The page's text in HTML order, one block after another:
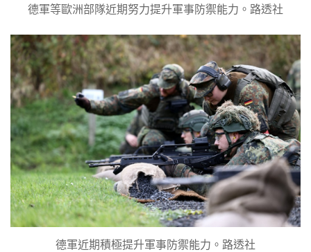
德軍等歐洲部隊近期努力提升軍事防禦能力。路透社
德軍近期積極提升軍事防禦能力。路透社